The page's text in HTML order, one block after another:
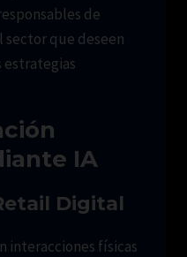
de
sector que deseen
estrategias
IA
Digital
interacciones físicas